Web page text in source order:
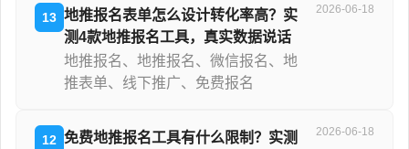
13 地推报名表单怎么设计转化率高？实
测4款地推报名工具，真实数据说话
地推报名、地推报名、微信报名、地
推表单、线下推广、免费报名
2026-06-18
12 免费地推报名工具有什么限制？实测
2026-06-18